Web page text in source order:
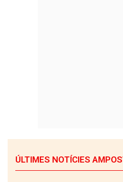
ÚLTIMES NOTÍCIES